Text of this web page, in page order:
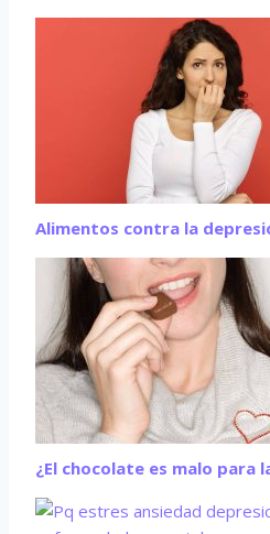
Alimentos contra la
¿El chocolate es malo para